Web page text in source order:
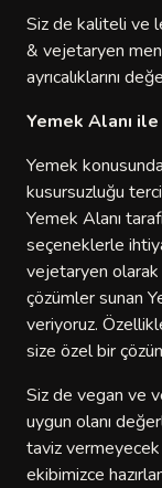
Siz de kaliteli ve
& vejetaryen
ayrıcalıklarını
Yemek Alanı
Yemek
kusursuzluğu
Yemek Alanı
seçeneklerle
vejetaryen olarak
çözümler sunan
veriyoruz.
size özel bir
Siz de vegan ve
uygun olanı
taviz vermeyecek
ekibimizce